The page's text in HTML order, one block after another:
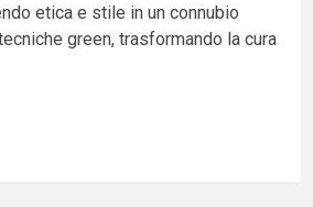
etica e stile in un connubio
green, trasformando la cura